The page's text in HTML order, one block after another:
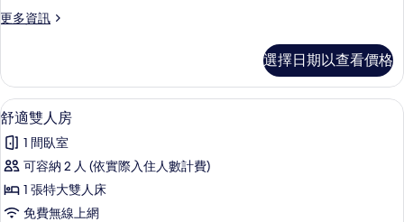
房
所
有
相
片
更多資訊
更
雙
人
房
詳
情
選擇日期以查看價格
顯
示
舒
適
雙
9
舒適雙人房
1 間臥室
可容納 2 人 (依實際入住人數計費)
1 張特大雙人床
免費無線上網